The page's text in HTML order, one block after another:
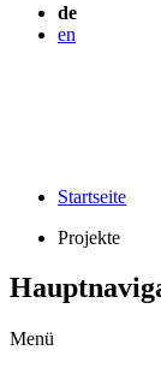
de
en
Startseite
Projekte
Menü